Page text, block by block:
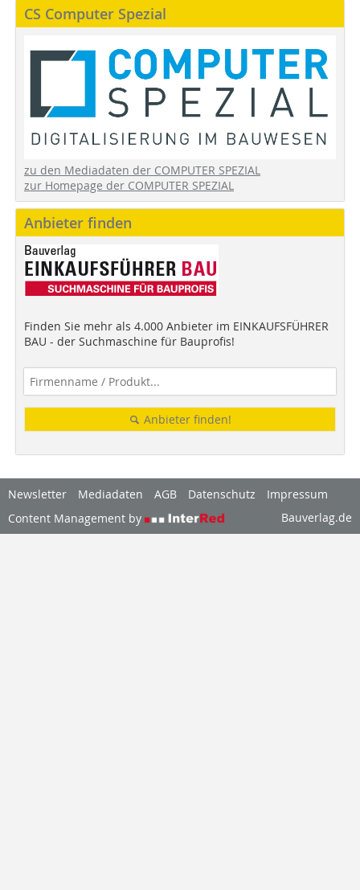
CS Computer Spezial
zu den Mediadaten der COMPUTER SPEZIAL
zur Homepage der COMPUTER SPEZIAL
Anbieter finden
Finden Sie mehr als 4.000 Anbieter im EINKAUFSFÜHRER
BAU - der Suchmaschine für Bauprofis!
Anbieter finden!
Newsletter Mediadaten AGB Datenschutz
Impressum
Content Management by
Bauverlag.de